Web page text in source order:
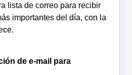
lista de correo para recibir
importantes del día, con la
de e-mail para